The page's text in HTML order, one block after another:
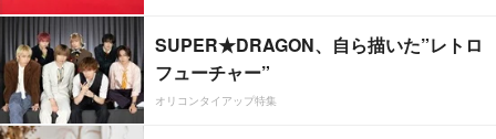
SUPER★DRAGON、自ら描いた”レトロ
フューチャー”
オリコンタイアップ特集